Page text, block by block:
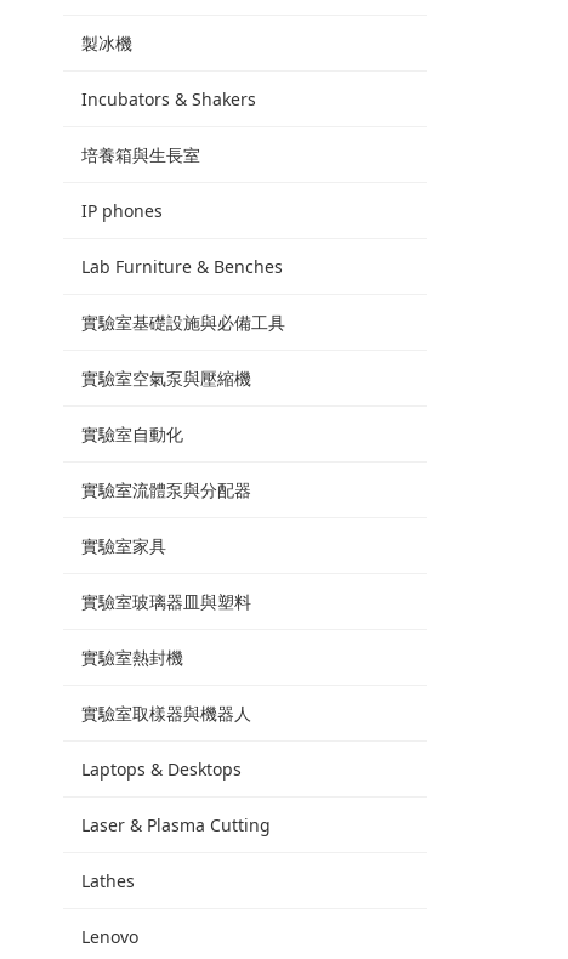
製冰機
Incubators & Shakers
培養箱與生長室
IP phones
Lab Furniture & Benches
實驗室基礎設施與必備工具
實驗室空氣泵與壓縮機
實驗室自動化
實驗室流體泵與分配器
實驗室家具
實驗室玻璃器皿與塑料
實驗室熱封機
實驗室取樣器與機器人
Laptops & Desktops
Laser & Plasma Cutting
Lathes
Lenovo